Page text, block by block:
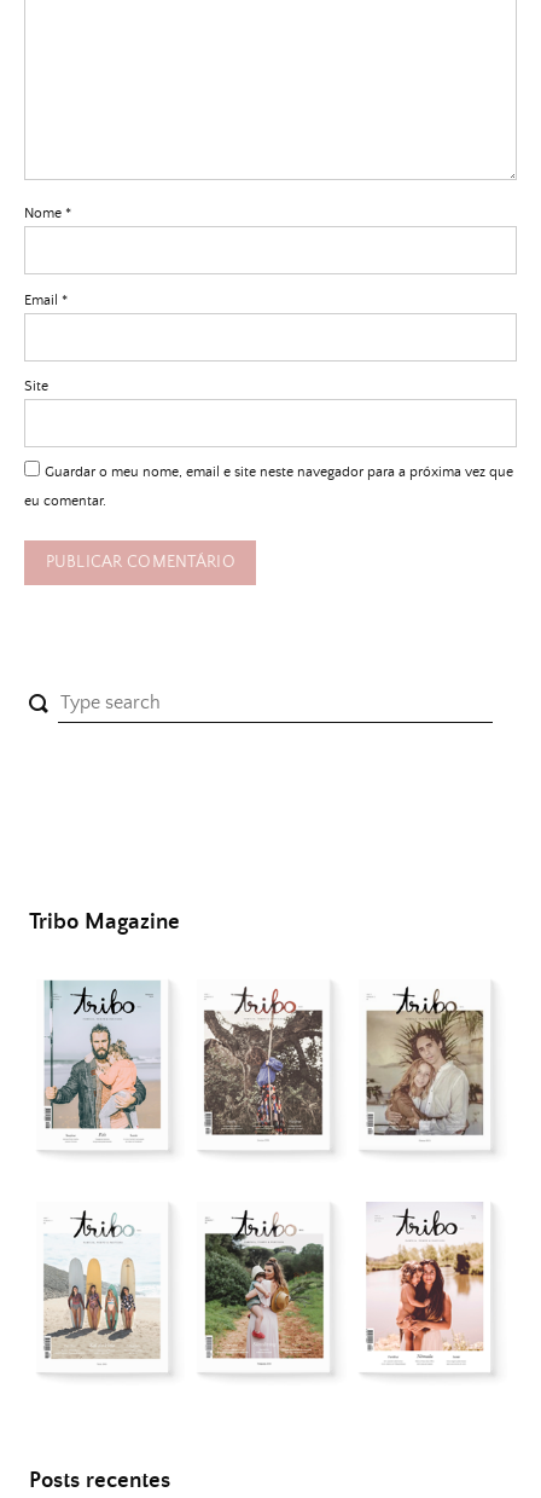
Nome *
Email *
Site
Guardar o meu nome, email e site neste navegador para a próxima vez que
eu comentar.
Tribo Magazine
Posts recentes